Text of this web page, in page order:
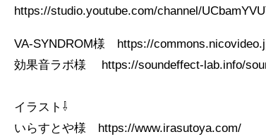
https://studio.youtube.com/channel/
VA-SYNDROM様 https://
効果音ラボ様 https://
イラスト⇩
いらすとや様 https://www.irasutoya.com/